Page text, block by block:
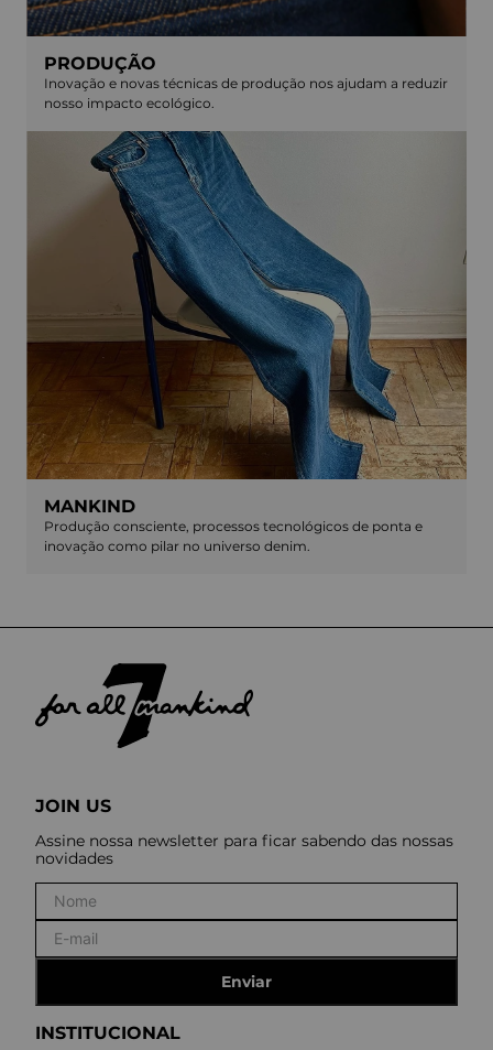
PRODUÇÃO
Inovação e novas técnicas de produção nos ajudam a reduzir
nosso impacto ecológico.
MANKIND
Produção consciente, processos tecnológicos de ponta e
inovação como pilar no universo denim.
INSTITUCIONAL
JOIN US
Assine nossa newsletter para ficar sabendo das nossas
novidades
Enviar